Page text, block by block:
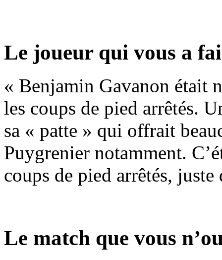
Le joueur qui vous a
« Benjamin Gavanon était
les coups de pied arrêtés.
sa « patte » qui offrait
Puygrenier notamment.
coups de pied arrêtés,
Le match que vous